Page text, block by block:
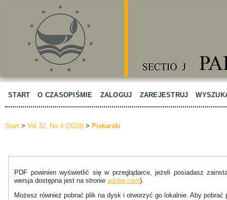
START O CZASOPIŚMIE ZALOGUJ ZAREJESTRUJ
Start > Vol 32, No 4 (2019) > Piekarski
PDF powinien wyświetlić się w przeglądarce, jeżeli posiadasz
wersja dostępna jest na stronie adobe.com).
Możesz również pobrać plik na dysk i otworzyć go lokalnie. Aby